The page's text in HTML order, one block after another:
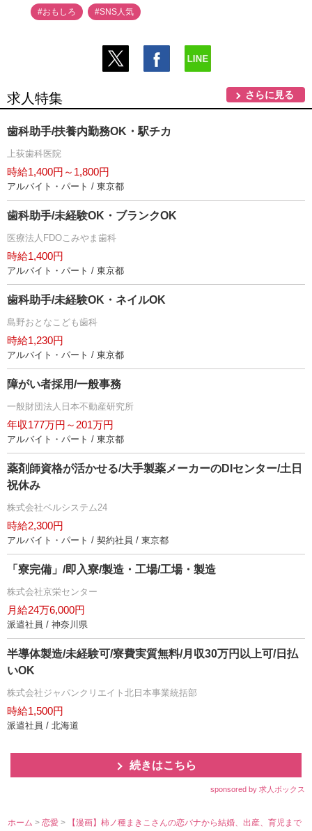
#おもしろ #SNS人気
求人特集 さらに見る
歯科助手/扶養内勤務OK・駅チカ
上荻歯科医院
時給1,400円～1,800円
アルバイト・パート / 東京都
歯科助手/未経験OK・ブランクOK
医療法人FDOこみやま歯科
時給1,400円
アルバイト・パート / 東京都
歯科助手/未経験OK・ネイルOK
島野おとなこども歯科
時給1,230円
アルバイト・パート / 東京都
障がい者採用/一般事務
一般財団法人日本不動産研究所
年収177万円～201万円
アルバイト・パート / 東京都
薬剤師資格が活かせる/大手製薬メーカーのDIセンター/土日
祝休み
株式会社ベルシステム24
時給2,300円
アルバイト・パート / 契約社員 / 東京都
「寮完備」/即入寮/製造・工場/工場・製造
株式会社京栄センター
月給24万6,000円
派遣社員 / 神奈川県
半導体製造/未経験可/寮費実質無料/月収30万円以上可/日払
いOK
株式会社ジャパンクリエイト北日本事業統括部
時給1,500円
派遣社員 / 北海道
続きはこちら
sponsored by 求人ボックス
ホーム >恋愛> 【漫画】柿ノ種まきこさんの恋バナから結婚、出産、育児まで